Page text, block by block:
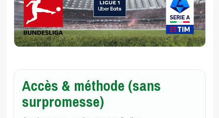
Accès & méthode (sans
surpromesse)